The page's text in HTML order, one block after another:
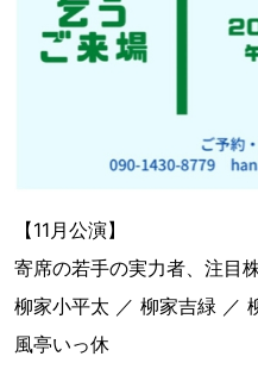
【11月公演】
寄席の若手の実力者、注目
柳家小平太 ／ 柳家吉緑 ／
風亭いっ休